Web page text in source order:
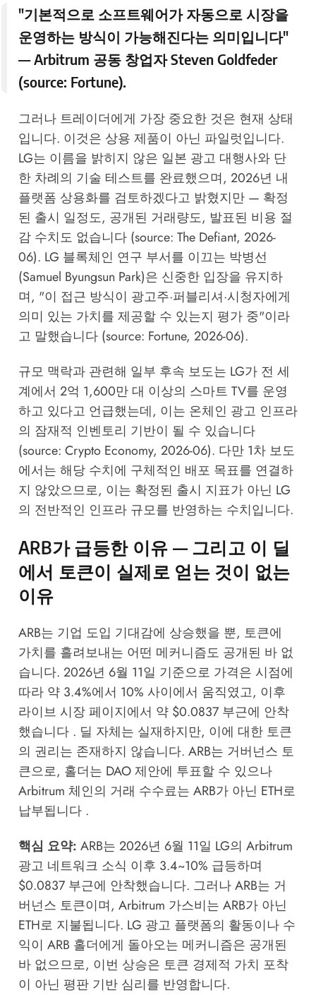
"기본적으로 소프트웨어가 자동으로 시장을
운영하는 방식이 가능해진다는 의미입니다"
— Arbitrum 공동 창업자 Steven Goldfeder
(source: Fortune).
그러나 트레이더에게 가장 중요한 것은 현재 상태
입니다. 이것은 상용 제품이 아닌 파일럿입니다.
LG는 이름을 밝히지 않은 일본 광고 대행사와 단
한 차례의 기술 테스트를 완료했으며, 2026년 내
플랫폼 상용화를 검토하겠다고 밝혔지만 — 확정
된 출시 일정도, 공개된 거래량도, 발표된 비용 절
감 수치도 없습니다 (source: The Defiant, 2026-
06). LG 블록체인 연구 부서를 이끄는 박병선
(Samuel Byungsun Park)은 신중한 입장을 유지하
며, "이 접근 방식이 광고주·퍼블리셔·시청자에게
의미 있는 가치를 제공할 수 있는지 평가 중"이라
고 말했습니다 (source: Fortune, 2026-06).
규모 맥락과 관련해 일부 후속 보도는 LG가 전 세
계에서 2억 1,600만 대 이상의 스마트 TV를 운영
하고 있다고 언급했는데, 이는 온체인 광고 인프라
의 잠재적 인벤토리 기반이 될 수 있습니다
(source: Crypto Economy, 2026-06). 다만 1차 보도
에서는 해당 수치에 구체적인 배포 목표를 연결하
지 않았으므로, 이는 확정된 출시 지표가 아닌 LG
의 전반적인 인프라 규모를 반영하는 수치입니다.
ARB가 급등한 이유 — 그리고 이 딜
에서 토큰이 실제로 얻는 것이 없는
이유
ARB는 기업 도입 기대감에 상승했을 뿐, 토큰에
가치를 흘려보내는 어떤 메커니즘도 공개된 바 없
습니다. 2026년 6월 11일 기준으로 가격은 시점에
따라 약 3.4%에서 10% 사이에서 움직였고, 이후
라이브 시장 페이지에서 약 $0.0837 부근에 안착
했습니다 . 딜 자체는 실재하지만, 이에 대한 토큰
의 권리는 존재하지 않습니다. ARB는 거버넌스 토
큰으로, 홀더는 DAO 제안에 투표할 수 있으나
Arbitrum 체인의 거래 수수료는 ARB가 아닌 ETH로
납부됩니다 .
핵심 요약: ARB는 2026년 6월 11일 LG의 Arbitrum
광고 네트워크 소식 이후 3.4~10% 급등하며
$0.0837 부근에 안착했습니다. 그러나 ARB는 거
버넌스 토큰이며, Arbitrum 가스비는 ARB가 아닌
ETH로 지불됩니다. LG 광고 플랫폼의 활동이나 수
익이 ARB 홀더에게 돌아오는 메커니즘은 공개된
바 없으므로, 이번 상승은 토큰 경제적 가치 포착
이 아닌 평판 기반 심리를 반영합니다.